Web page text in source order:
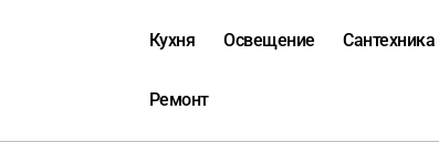
Кухня Освещение Сантехника
Ремонт